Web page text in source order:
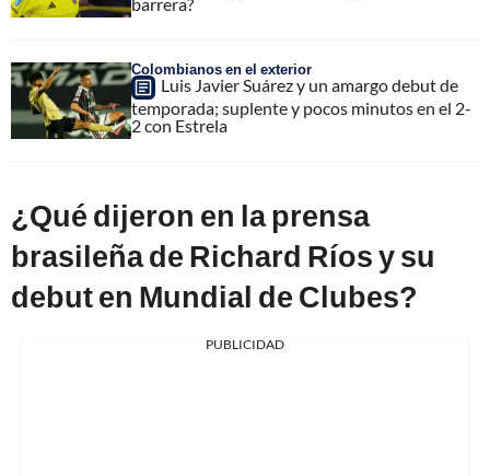
Colombianos en el exterior
Luis Javier Suárez y un amargo debut de
temporada; suplente y pocos minutos en el 2-
2 con Estrela
¿Qué dijeron en la prensa
brasileña de Richard Ríos y su
debut en Mundial de Clubes?
PUBLICIDAD